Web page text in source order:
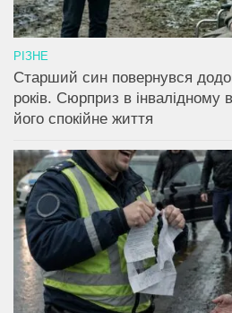
РІЗНЕ
Старший син повернувся
років. Сюрприз в інвалідному
його спокійне життя